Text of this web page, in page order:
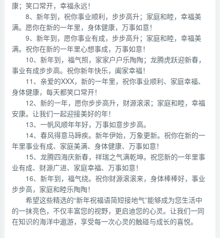
康；笑口常开，幸福永远！
8、新年到，祝你事业顺利，步步高升；家庭和睦，幸福美
满。愿你在新的一年里，身体健康，万事如意！
9、新年到，愿你事业有成，步步高升；家庭和睦，幸福美
满。祝你在新的一年里心想事成，万事如意！
10、新年到，福气照，家家户户乐陶陶；龙腾虎跃迎新春，
事业有成步步高。祝你新年快乐，阖家幸福！
11、亲爱的XXX，新的一年里，祝你事业顺利、家庭幸福、
身体健康，每天都笑口常开！
12、新的一年，愿你步步高升，财源滚滚；家庭和睦，幸福
安康。让我们一起迎接美好的年！
13、一帆风顺年年好，万事如意步步高。
14、春风得意马蹄疾。新年伊始，万象更新。祝你在新的一
年里事业有成、家庭美满、身体健康、万事如意！
15、龙腾四海庆新春，祥瑞之气满乾坤。祝您新的一年里事
业有成、财源广进、家庭幸福、万事如意！
16、新年到，福气绕。祝你财源滚滚来，身体棒棒好，事业
步步高，家庭和睦乐陶陶！
希望这些精选的“新年祝福语简短接地气”能够成为您生活中
的一抹亮色，不仅丰富您的视野，更启迪您的心灵。让我们一同
在知识的海洋中遨游，享受每一次心灵的触碰与成长的喜悦。